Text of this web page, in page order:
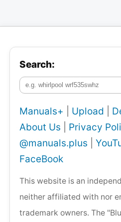
Search:
Manuals+ Upload
About Us
Privacy
@manuals.plus
FaceBook
This website is an
neither affiliated with nor
trademark owners. The